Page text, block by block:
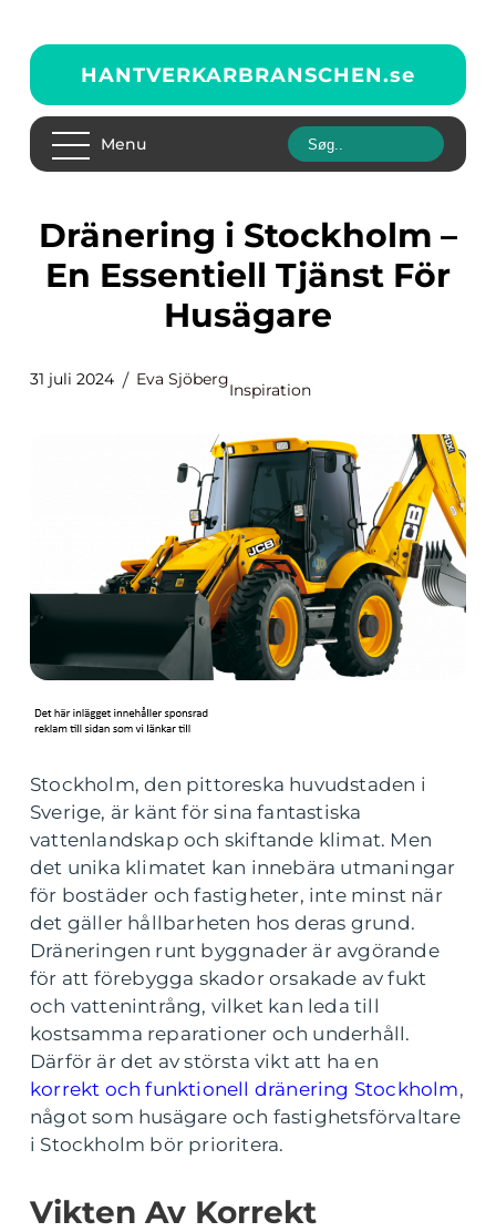
HANTVERKARBRANSCHEN.se
Menu
Dränering i Stockholm –
En Essentiell Tjänst För
Husägare
31 juli 2024 Eva Sjöberg
Inspiration
Stockholm, den pittoreska huvudstaden i
Sverige, är känt för sina fantastiska
vattenlandskap och skiftande klimat. Men
det unika klimatet kan innebära utmaningar
för bostäder och fastigheter, inte minst när
det gäller hållbarheten hos deras grund.
Dräneringen runt byggnader är avgörande
för att förebygga skador orsakade av fukt
och vattenintrång, vilket kan leda till
kostsamma reparationer och underhåll.
Därför är det av största vikt att ha en
korrekt och funktionell dränering Stockholm,
något som husägare och fastighetsförvaltare
i Stockholm bör prioritera.
Vikten Av Korrekt